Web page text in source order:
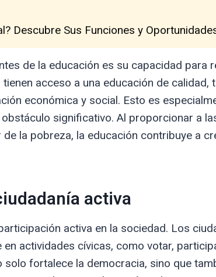
Descubre Sus Funciones y
de la educación es su capacidad para
acceso a una educación de calidad,
económica y social. Esto es
significativo. Al proporcionar a
la pobreza, la educación contribuye a
activa
activa en la sociedad. Los
actividades cívicas, como votar,
fortalece la democracia, sino que